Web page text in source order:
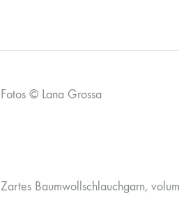
Fotos © Lana Grossa
Zartes Baumwollschlauchgarn,